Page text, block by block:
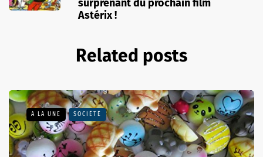
surprenant du prochain film
Astérix !
Related posts
A LA UNE SOCIÉTÉ